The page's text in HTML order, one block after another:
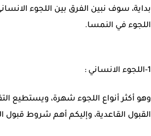
بداية، سوف نبين الفرق بين اللجوء
اللجوء في النمسا.
1-اللجوء الانساني :
وهو أكثر أنواع اللجوء شهرة، ويستطيع
القبول القاعدية، وإليكم أهم شروط قبول